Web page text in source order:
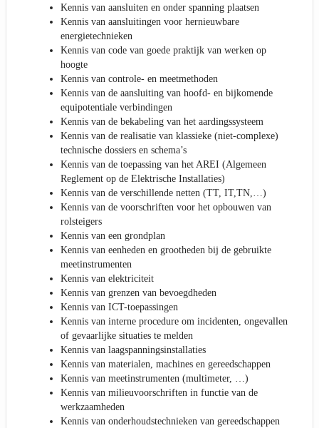
Kennis van aansluiten en onder spanning plaatsen
Kennis van aansluitingen voor hernieuwbare
energietechnieken
Kennis van code van goede praktijk van werken op
hoogte
Kennis van controle- en meetmethoden
Kennis van de aansluiting van hoofd- en bijkomende
equipotentiale verbindingen
Kennis van de bekabeling van het aardingssysteem
Kennis van de realisatie van klassieke (niet-complexe)
technische dossiers en schema’s
Kennis van de toepassing van het AREI (Algemeen
Reglement op de Elektrische Installaties)
Kennis van de verschillende netten (TT, IT,TN,…)
Kennis van de voorschriften voor het opbouwen van
rolsteigers
Kennis van een grondplan
Kennis van eenheden en grootheden bij de gebruikte
meetinstrumenten
Kennis van elektriciteit
Kennis van grenzen van bevoegdheden
Kennis van ICT-toepassingen
Kennis van interne procedure om incidenten, ongevallen
of gevaarlijke situaties te melden
Kennis van laagspanningsinstallaties
Kennis van materialen, machines en gereedschappen
Kennis van meetinstrumenten (multimeter, …)
Kennis van milieuvoorschriften in functie van de
werkzaamheden
Kennis van onderhoudstechnieken van gereedschappen